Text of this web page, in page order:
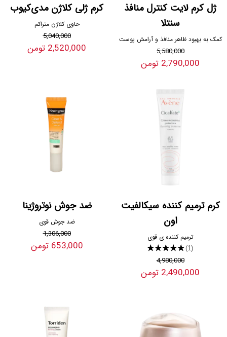
ژل کرم لایت کنترل منافذ
سنتلا
کمک به بهبود ظاهر منافذ و آرامش پوست
5,580,000
2,790,000 تومن
کرم ژلی کلاژن مدی‌کیوب
حاوی کلاژن متراکم
5,040,000
2,520,000 تومن
کرم ترمیم کننده سیکالفیت
اون
ترمیم کننده ی قوی
★★★★★(1)
4,980,000
2,490,000 تومن
ضد جوش نوتروژینا
ضد جوش قوی
1,306,000
653,000 تومن